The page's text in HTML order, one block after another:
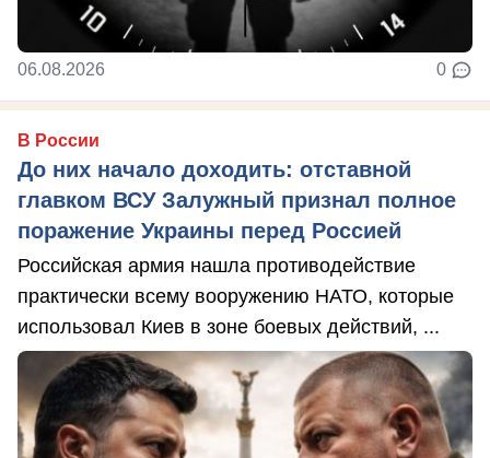
06.08.2026 0
В России
До них начало доходить: отставной
главком ВСУ Залужный признал полное
поражение Украины перед Россией
Российская армия нашла противодействие
практически всему вооружению НАТО, которые
использовал Киев в зоне боевых действий, ...